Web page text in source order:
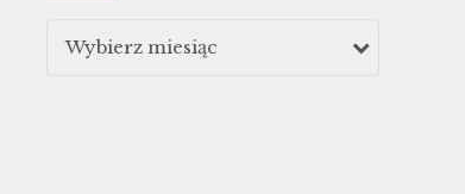
Wybierz miesiąc